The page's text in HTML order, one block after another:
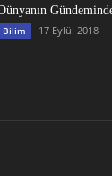
Bilim 17 Eylül 2018